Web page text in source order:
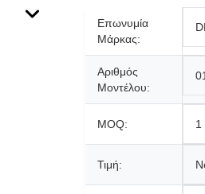
Επωνυμία
Μάρκας:
Αριθμός
Μοντέλου:
MOQ:
Τιμή: